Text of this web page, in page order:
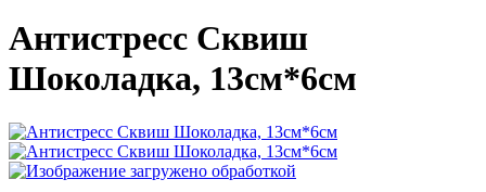
Антистресс Сквиш
Шоколадка, 13см*6см